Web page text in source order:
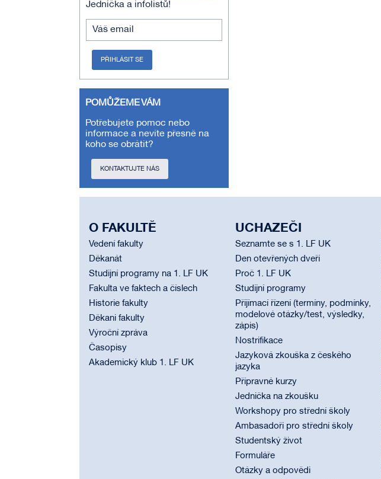
Jednička a infolistů!
Váš email
PŘIHLÁSIT SE
POMŮŽEME VÁM
Potřebujete pomoc nebo
informace a nevíte přesně na
koho se obrátit?
KONTAKTUJTE NÁS
O FAKULTĚ
Vedení fakulty
Děkanát
Studijní programy na 1. LF UK
Fakulta ve faktech a číslech
Historie fakulty
Děkani fakulty
Výroční zpráva
Časopisy
Akademický klub 1. LF UK
UCHAZEČI
Seznamte se s 1. LF UK
Den otevřených dveří
Proč 1. LF UK
Studijní programy
Přijímací řízení (termíny, podmínky,
modelové otázky/test, výsledky,
zápis)
Nostrifikace
Jazyková zkouška z českého
jazyka
Přípravné kurzy
Jednička na zkoušku
Workshopy pro střední školy
Ambasadoři pro střední školy
Studentský život
Formuláře
Otázky a odpovědi